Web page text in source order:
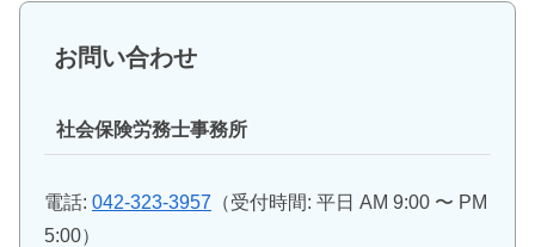
お問い合わせ
社会保険労務士事務所
電話: 042-323-3957 （受付時間: 平日 AM 9:00 〜 PM
5:00）